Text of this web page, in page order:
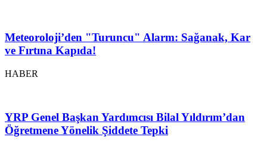
Meteoroloji’den "Turuncu" Alarm: Sağanak, Kar
ve Fırtına Kapıda!
HABER
YRP Genel Başkan Yardımcısı Bilal Yıldırım’dan
Öğretmene Yönelik Şiddete Tepki